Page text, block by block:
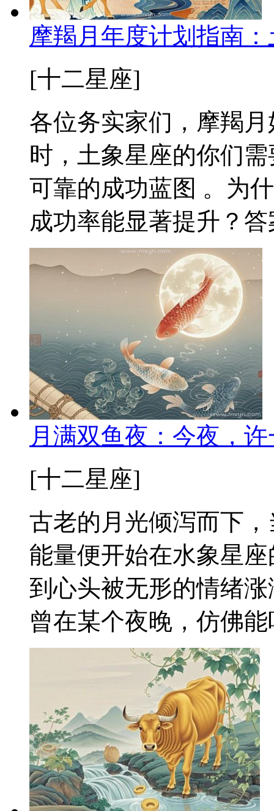
摩羯月年度计划指南
[十二星座]
各位务实家们，摩羯
时，土象星座的你们
可靠的成功蓝图 。为
成功率能显著提升？
月满双鱼夜：今夜，
[十二星座]
古老的月光倾泻而下
能量便开始在水象星
到心头被无形的情绪
曾在某个夜晚，仿佛